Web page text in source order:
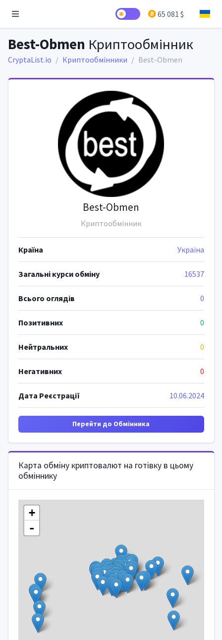
65 081 $
Best-Obmen Криптообмінник
CryptaList.io Криптообмінники Best-Obmen
Best-Obmen
Криптообмінник
Країна Україна
Загальні курси обміну 16537
Всього оглядів 0
Позитивних 0
Нейтральних 0
Негативних 0
Дата Реєстрації 10.06.2024
Перейти до Обмінника
Карта обміну криптовалют на готівку в цьому
обміннику
+
-